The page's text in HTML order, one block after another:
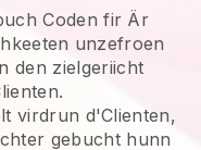
Coden fir Är
unzefroen
den zielgeriicht
virdrun d'Clienten,
gebucht hunn